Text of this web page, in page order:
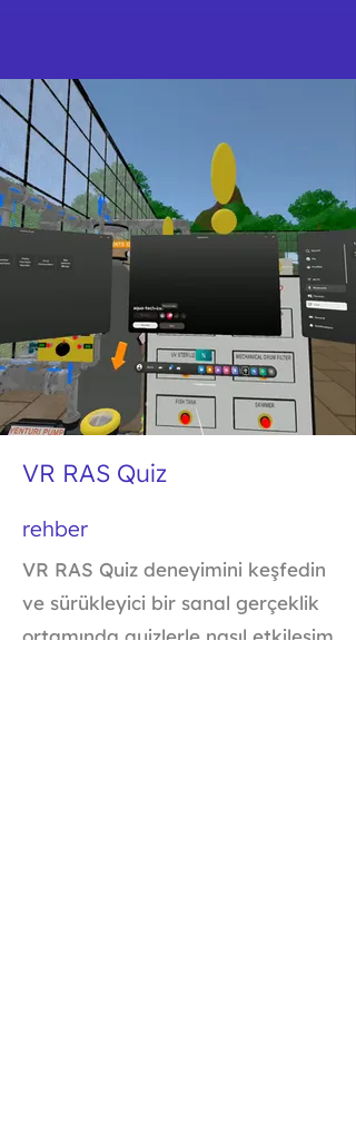
VR RAS Quiz
rehber
VR RAS Quiz deneyimini keşfedin
ve sürükleyici bir sanal gerçeklik
ortamında quizlerle nasıl etkileşim